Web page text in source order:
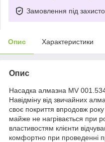
Замовлення під
Опис Характеристики
Опис
Насадка алмазна MV
Навідміну від звичайних
своє покриття впродовж
майже не нагрівається при
властивостям клієнти
комфортно при проведенні